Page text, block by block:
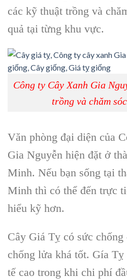
các kỹ thuật trồng và
quả tại từng khu vực.
Công ty Cây Xanh Gia
trồng và chăm
Văn phòng đại diện của
Gia Nguyễn hiện đặt ở
Minh. Nếu bạn sống tại
Minh thì có thể đến trực
hiểu kỹ hơn.
Cây Giá Tỵ có sức chống
chống lửa khá tốt. Gía
tế cao trong khi chi phí